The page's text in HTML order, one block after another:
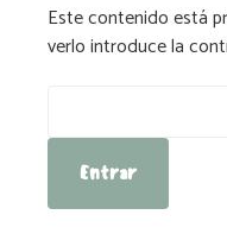
Este contenido está
verlo introduce la